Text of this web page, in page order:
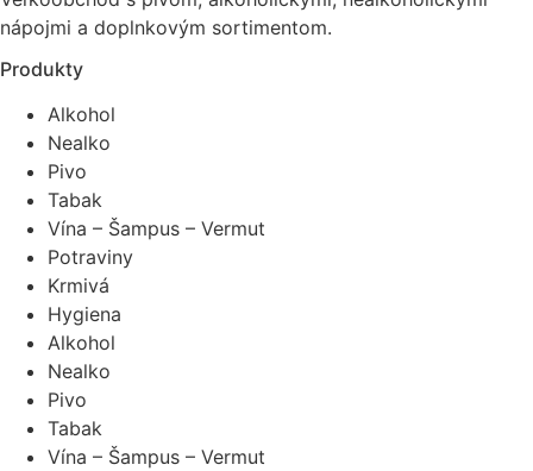
nápojmi a doplnkovým sortimentom.
Produkty
Alkohol
Nealko
Pivo
Tabak
Vína – Šampus – Vermut
Potraviny
Krmivá
Hygiena
Alkohol
Nealko
Pivo
Tabak
Vína – Šampus – Vermut